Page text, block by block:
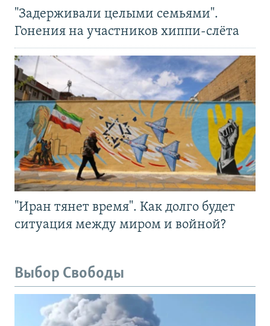
"Задерживали целыми семьями".
Гонения на участников хиппи-слёта
"Иран тянет время". Как долго будет
ситуация между миром и войной?
Выбор Свободы